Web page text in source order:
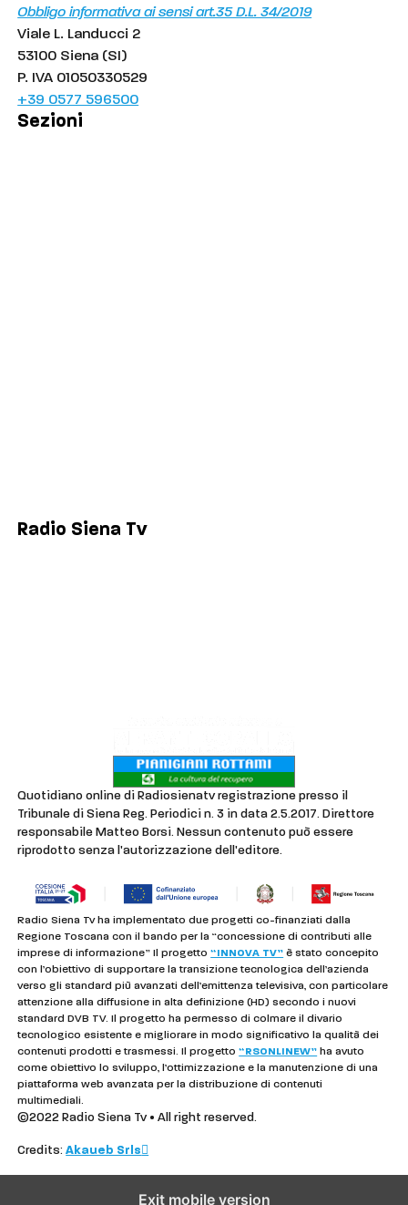
Obbligo informativa ai sensi art.35 D.L. 34/2019
Viale L. Landucci 2
53100 Siena (SI)
P. IVA 01050330529
+39 0577 596500
Sezioni
Radio Siena Tv
Quotidiano online di Radiosienatv registrazione presso il
Tribunale di Siena Reg. Periodici n. 3 in data 2.5.2017. Direttore
responsabile Matteo Borsi. Nessun contenuto può essere
riprodotto senza l'autorizzazione dell'editore.
Radio Siena Tv ha implementato due progetti co-finanziati dalla
Regione Toscana con il bando per la “concessione di contributi alle
imprese di informazione” Il progetto“INNOVA TV” è stato concepito
con l’obiettivo di supportare la transizione tecnologica dell’azienda
verso gli standard più avanzati dell’emittenza televisiva, con particolare
attenzione alla diffusione in alta definizione (HD) secondo i nuovi
standard DVB TV. Il progetto ha permesso di colmare il divario
tecnologico esistente e migliorare in modo significativo la qualità dei
contenuti prodotti e trasmessi. Il progetto“RSONLINEW” ha avuto
come obiettivo lo sviluppo, l’ottimizzazione e la manutenzione di una
piattaforma web avanzata per la distribuzione di contenuti
multimediali.
©2022 Radio Siena Tv • All right reserved.
Credits:Akaueb Srls
Exit mobile version